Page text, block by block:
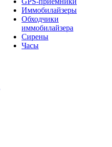
Иммобилайзеры
Обходчики
иммобилайзера
Сирены
Часы